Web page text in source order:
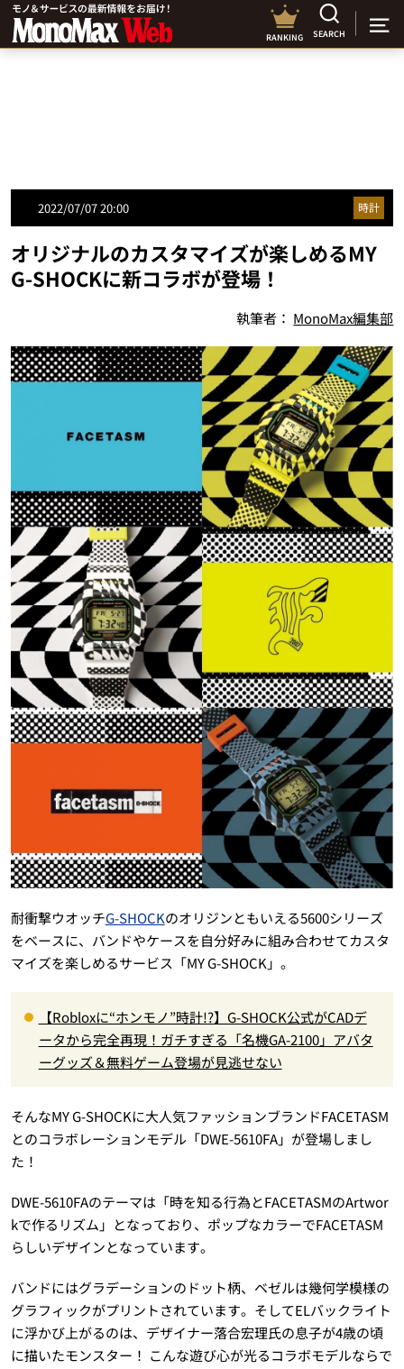
RANKING SEARCH
2022/07/07 20:00 時計
オリジナルのカスタマイズが楽しめるMY
G-SHOCKに新コラボが登場！
執筆者： MonoMax編集部
耐衝撃ウオッチG-SHOCKのオリジンともいえる5600シリーズ
をベースに、バンドやケースを自分好みに組み合わせてカスタ
マイズを楽しめるサービス「MY G-SHOCK」。
【Robloxに“ホンモノ”時計!?】G-SHOCK公式がCADデ
ータから完全再現！ガチすぎる「名機GA-2100」アバタ
ーグッズ＆無料ゲーム登場が見逃せない
そんなMY G-SHOCKに大人気ファッションブランドFACETASM
とのコラボレーションモデル「DWE-5610FA」が登場しまし
た！
DWE-5610FAのテーマは「時を知る行為とFACETASMのArtwor
kで作るリズム」となっており、ポップなカラーでFACETASM
らしいデザインとなっています。
バンドにはグラデーションのドット柄、ベゼルは幾何学模様の
グラフィックがプリントされています。そしてELバックライト
に浮かび上がるのは、デザイナー落合宏理氏の息子が4歳の頃
に描いたモンスター！ こんな遊び心が光るコラボモデルならで